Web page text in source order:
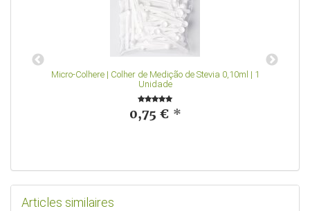
Micro-Colhere | Colher de Medição de Stevia 0,10ml | 1
Unidade
0,75 € *
Articles similaires